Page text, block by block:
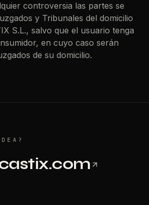
controversia las partes se
y Tribunales del domicilio
S.L., salvo que el usuario tenga
en cuyo caso serán
de su domicilio.